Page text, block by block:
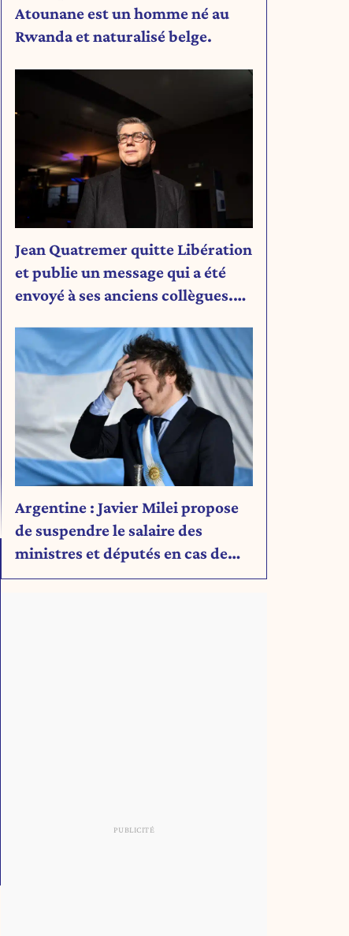
Atounane est un homme né au
Rwanda et naturalisé belge.
Jean Quatremer quitte Libération
et publie un message qui a été
envoyé à ses anciens collègues.
Argentine : Javier Milei propose
de suspendre le salaire des
ministres et députés en cas de
déficit budgétaire